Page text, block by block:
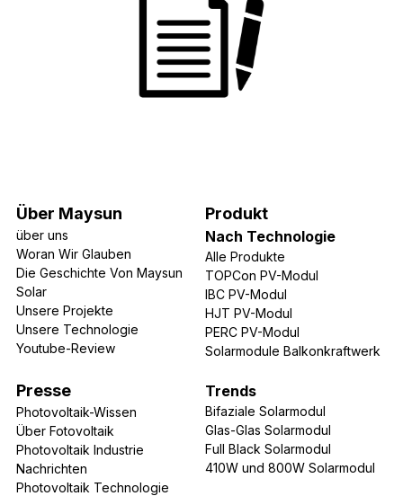
Über Maysun
über uns
Woran Wir Glauben
Die Geschichte Von Maysun
Solar
Unsere Projekte
Unsere Technologie
Youtube-Review
Presse
Photovoltaik-Wissen
Über Fotovoltaik
Photovoltaik Industrie
Nachrichten
Photovoltaik Technologie
Produkt​
Nach Technologie
Alle Produkte
TOPCon PV-Modul
IBC PV-Modul
HJT PV-Modul
PERC PV-Modul
Solarmodule Balkonkraftwerk
Trends
Bifaziale Solarmodul
Glas-Glas Solarmodul
Full Black Solarmodul
410W und 800W Solarmodul